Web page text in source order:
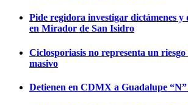
Pide regidora investigar dictámenes y
en Mirador de San Isidro
Ciclosporiasis no representa un
masivo
Detienen en CDMX a Guadalupe